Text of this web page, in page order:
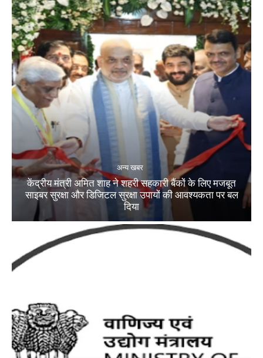
अन्य खबर
केंद्रीय मंत्री अमित शाह ने शहरी सहकारी बैंकों के लिए मजबूत
साइबर सुरक्षा और डिजिटल सुरक्षा उपायों की आवश्यकता पर बल
दिया